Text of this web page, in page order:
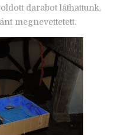
darabot láthattunk,
megnevettetett.